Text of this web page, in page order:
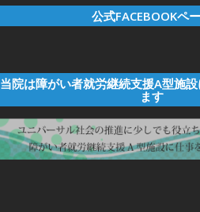
公式FACEBOOKペ
当院は障がい者就労継続支援A型施
ます